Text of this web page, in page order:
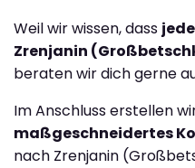
Weil wir wissen, dass
Zrenjanin
beraten wir dich gerne
Im Anschluss erstellen
maßgeschneidertes
nach Zrenjanin